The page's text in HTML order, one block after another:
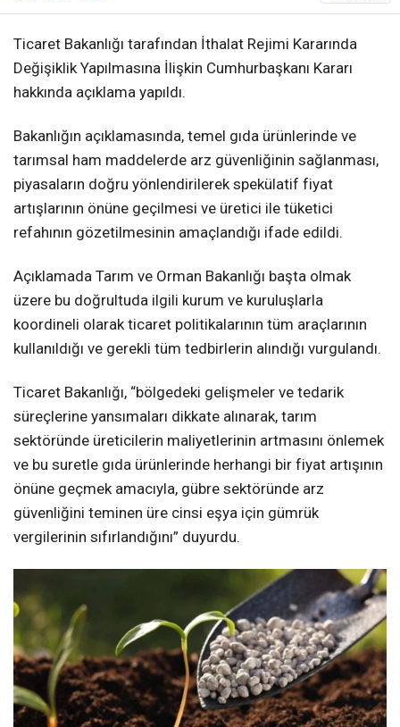
Ticaret Bakanlığı tarafından İthalat Rejimi Kararında
Değişiklik Yapılmasına İlişkin Cumhurbaşkanı Kararı
hakkında açıklama yapıldı.
Bakanlığın açıklamasında, temel gıda ürünlerinde ve
tarımsal ham maddelerde arz güvenliğinin sağlanması,
piyasaların doğru yönlendirilerek spekülatif fiyat
artışlarının önüne geçilmesi ve üretici ile tüketici
refahının gözetilmesinin amaçlandığı ifade edildi.
Açıklamada Tarım ve Orman Bakanlığı başta olmak
üzere bu doğrultuda ilgili kurum ve kuruluşlarla
koordineli olarak ticaret politikalarının tüm araçlarının
kullanıldığı ve gerekli tüm tedbirlerin alındığı vurgulandı.
Ticaret Bakanlığı, “bölgedeki gelişmeler ve tedarik
süreçlerine yansımaları dikkate alınarak, tarım
sektöründe üreticilerin maliyetlerinin artmasını önlemek
ve bu suretle gıda ürünlerinde herhangi bir fiyat artışının
önüne geçmek amacıyla, gübre sektöründe arz
güvenliğini teminen üre cinsi eşya için gümrük
vergilerinin sıfırlandığını” duyurdu.